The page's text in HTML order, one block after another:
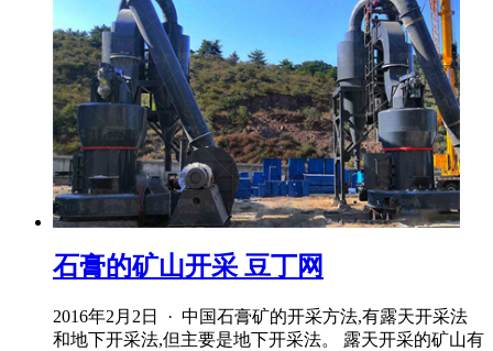
石膏的矿山开采 豆丁网
2016年2月2日 · 中国石膏矿的开采方法,有露天开采法
和地下开采法,但主要是地下开采法。 露天开采的矿山有